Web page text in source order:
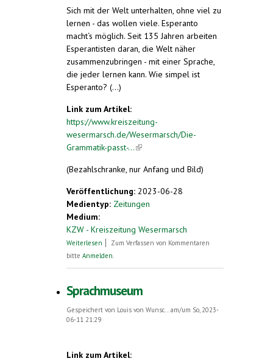
Sich mit der Welt unterhalten, ohne viel zu
lernen - das wollen viele. Esperanto
macht‘s möglich. Seit 135 Jahren arbeiten
Esperantisten daran, die Welt näher
zusammenzubringen - mit einer Sprache,
die jeder lernen kann. Wie simpel ist
Esperanto? (...)
Link zum Artikel:
https://www.kreiszeitung-
wesermarsch.de/Wesermarsch/Die-
Grammatik-passt-...(link is external)
(Bezahlschranke, nur Anfang und Bild)
Veröffentlichung: 2023-06-28
Medientyp: Zeitungen
Medium:
KZW - Kreiszeitung Wesermarsch
Weiterlesen über „Die Grammatik passt auf einen
Esperanto
Zum Verfassen von Kommentaren
bitte Anmelden.
Sprachmuseum
Gespeichert von Louis von Wunsc...
am/um So, 2023-
06-11 21:29
Link zum Artikel: